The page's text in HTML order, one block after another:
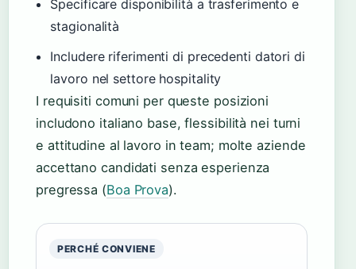
Specificare disponibilità a trasferimento e
stagionalità
Includere riferimenti di precedenti datori di
lavoro nel settore hospitality
I requisiti comuni per queste posizioni
includono italiano base, flessibilità nei turni
e attitudine al lavoro in team; molte aziende
accettano candidati senza esperienza
pregressa (Boa Prova).
PERCHÉ CONVIENE